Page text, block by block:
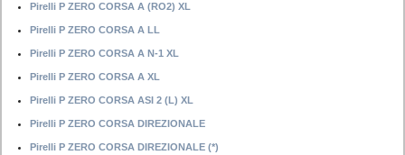
Pirelli P ZERO CORSA A (RO2) XL
Pirelli P ZERO CORSA A LL
Pirelli P ZERO CORSA A N-1 XL
Pirelli P ZERO CORSA A XL
Pirelli P ZERO CORSA ASI 2 (L) XL
Pirelli P ZERO CORSA DIREZIONALE
Pirelli P ZERO CORSA DIREZIONALE (*)